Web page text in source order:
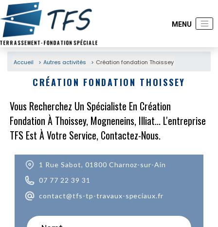
Accueil Autres activités Création fondation Thoissey
CRÉATION FONDATION THOISSEY
Vous Recherchez Un Spécialiste En Création
Fondation À Thoissey, Mogneneins, Illiat... L'entreprise
TFS Est À Votre Service, Contactez-Nous.
1 Rue Sabot, 01800 Charnoz-sur-Ain
07 77 22 39 31
contact@tfs-tp-travaux-speciaux.fr